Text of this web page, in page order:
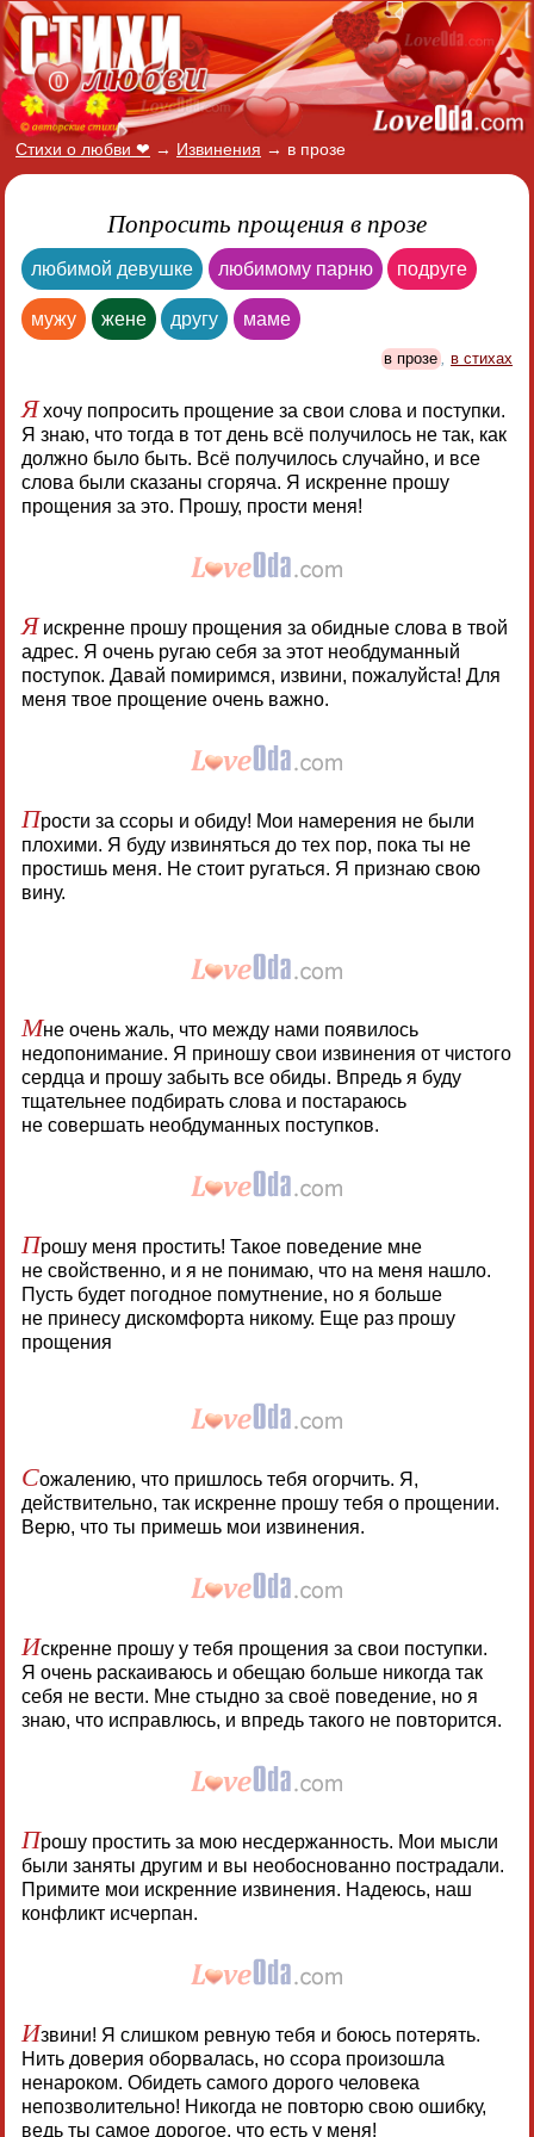
Стихи о любви ❤ → Извинения → в прозе
Попросить прощения в прозе
любимой девушке любимому парню подруге
мужу жене другу маме
в прозе , в стихах
Яхочу попросить прощение за свои слова и поступки.
Я знаю, что тогда в тот день всё получилось не так, как
должно было быть. Всё получилось случайно, и все
слова были сказаны сгоряча. Я искренне прошу
прощения за это. Прошу, прости меня!
Яискренне прошу прощения за обидные слова в твой
адрес. Я очень ругаю себя за этот необдуманный
поступок. Давай помиримся, извини, пожалуйста! Для
меня твое прощение очень важно.
Прости за ссоры и обиду! Мои намерения не были
плохими. Я буду извиняться до тех пор, пока ты не
простишь меня. Не стоит ругаться. Я признаю свою
вину.
Мне очень жаль, что между нами появилось
недопонимание. Я приношу свои извинения от чистого
сердца и прошу забыть все обиды. Впредь я буду
тщательнее подбирать слова и постараюсь
не совершать необдуманных поступков.
Прошу меня простить! Такое поведение мне
не свойственно, и я не понимаю, что на меня нашло.
Пусть будет погодное помутнение, но я больше
не принесу дискомфорта никому. Еще раз прошу
прощения
Сожалению, что пришлось тебя огорчить. Я,
действительно, так искренне прошу тебя о прощении.
Верю, что ты примешь мои извинения.
Искренне прошу у тебя прощения за свои поступки.
Я очень раскаиваюсь и обещаю больше никогда так
себя не вести. Мне стыдно за своё поведение, но я
знаю, что исправлюсь, и впредь такого не повторится.
Прошу простить за мою несдержанность. Мои мысли
были заняты другим и вы необоснованно пострадали.
Примите мои искренние извинения. Надеюсь, наш
конфликт исчерпан.
Извини! Я слишком ревную тебя и боюсь потерять.
Нить доверия оборвалась, но ссора произошла
ненароком. Обидеть самого дорого человека
непозволительно! Никогда не повторю свою ошибку,
ведь ты самое дорогое, что есть у меня!